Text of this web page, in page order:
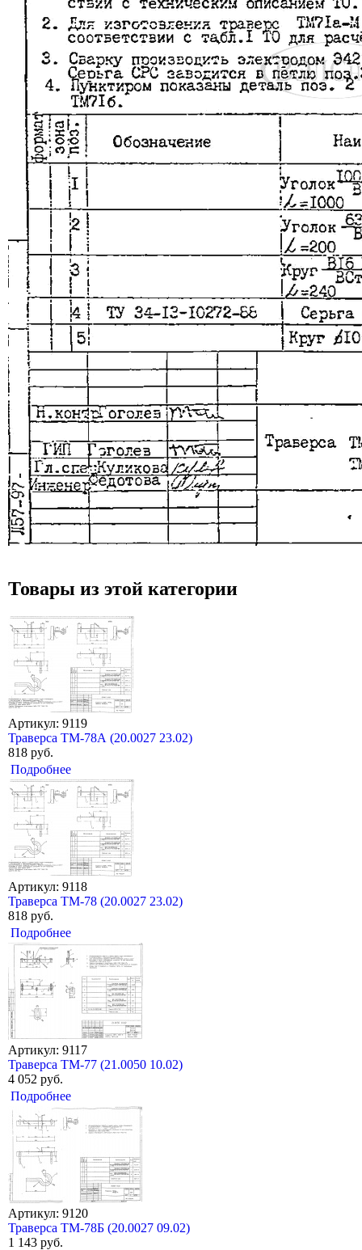
Товары из этой категории
Артикул: 9119
Траверса ТМ-78А (20.0027 23.02)
818 руб.
Подробнее
Артикул: 9118
Траверса ТМ-78 (20.0027 23.02)
818 руб.
Подробнее
Артикул: 9117
Траверса ТМ-77 (21.0050 10.02)
4 052 руб.
Подробнее
Артикул: 9120
Траверса ТМ-78Б (20.0027 09.02)
1 143 руб.